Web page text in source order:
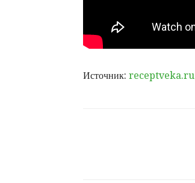
Источник: receptveka.ru